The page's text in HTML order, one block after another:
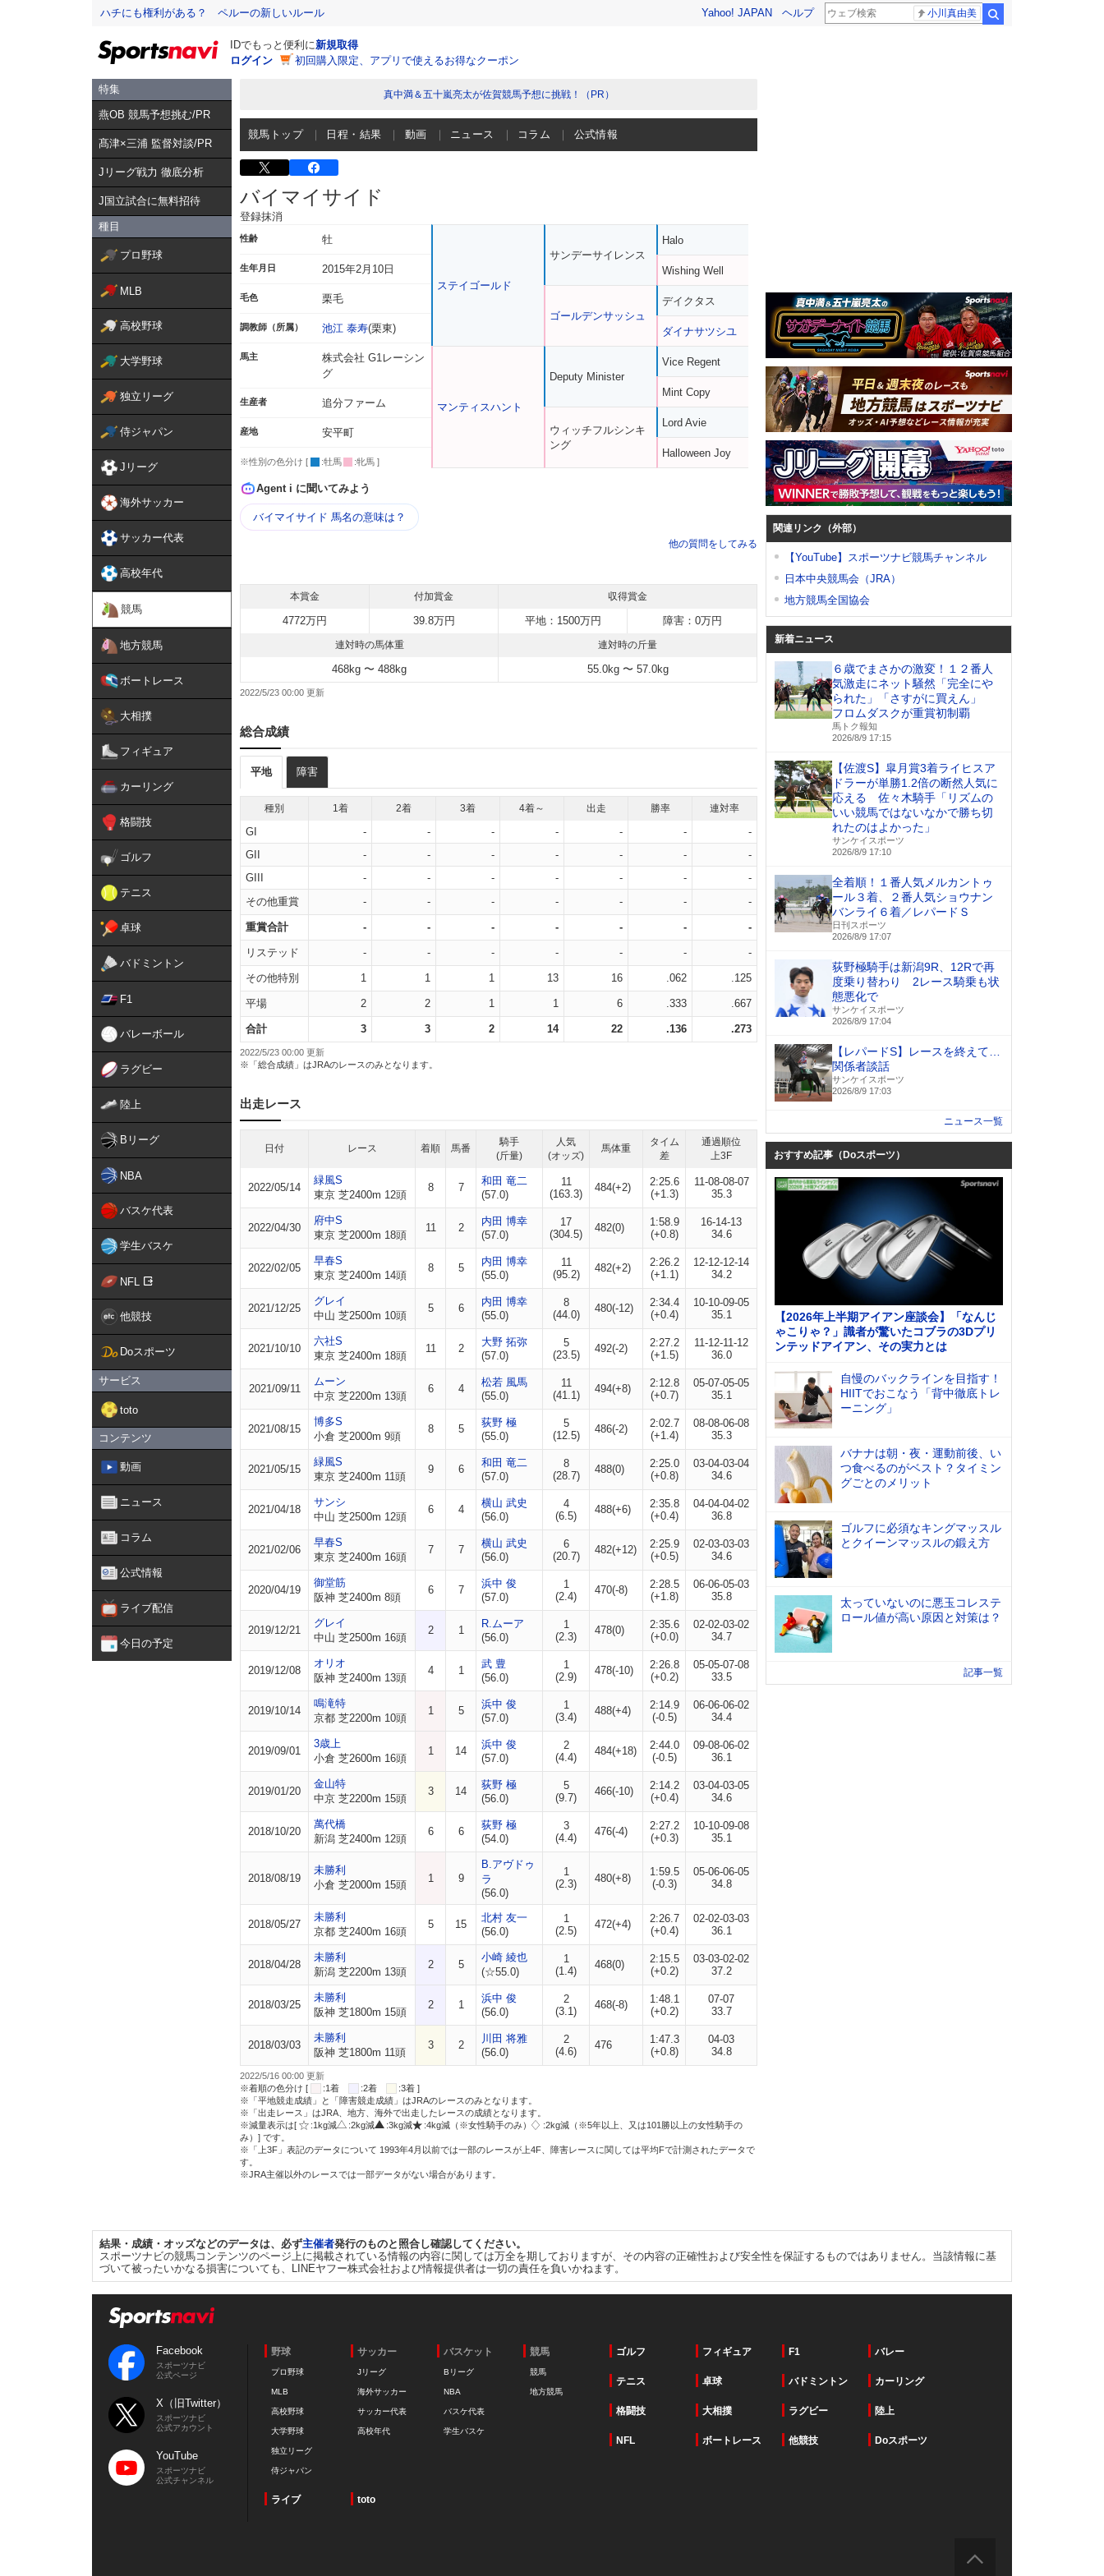
ハチにも権利がある？ ペルーの新しいルール Yahoo! JAPAN ヘルプ 小川真由美
IDでもっと便利に新規取得
ログイン
初回購入限定、アプリで使えるお得なクーポン
特集
燕OB 競馬予想挑む/PR
髙津×三浦 監督対談/PR
Jリーグ戦力 徹底分析
J国立試合に無料招待
種目
プロ野球
MLB
高校野球
大学野球
独立リーグ
侍ジャパン
Jリーグ
海外サッカー
サッカー代表
高校年代
競馬
地方競馬
ボートレース
大相撲
フィギュア
カーリング
格闘技
ゴルフ
テニス
卓球
バドミントン
F1
バレーボール
ラグビー
陸上
Bリーグ
NBA
バスケ代表
学生バスケ
NFL
他競技
Doスポーツ
サービス
toto
コンテンツ
動画
ニュース
コラム
公式情報
ライブ配信
今日の予定
真中満＆五十嵐亮太が佐賀競馬予想に挑戦！（PR）
競馬トップ 日程・結果 動画 ニュース コラム 公式情報
バイマイサイド
登録抹消
性齢 牡
生年月日 2015年2月10日
毛色 栗毛
調教師（所属） 池江 泰寿(栗東)
馬主
株式会社 G1レーシン
グ
生産者 追分ファーム
産地 安平町
※性別の色分け [ :牡馬 :牝馬 ]
ステイゴールド
マンティスハント
サンデーサイレンス
ゴールデンサッシュ
Deputy Minister
ウィッチフルシンキ
ング
Halo
Wishing Well
デイクタス
ダイナサツシユ
Vice Regent
Mint Copy
Lord Avie
Halloween Joy
Agent i に聞いてみよう
バイマイサイド 馬名の意味は？
他の質問をしてみる
本賞金 付加賞金 収得賞金
4772万円 39.8万円 平地：1500万円 障害：0万円
連対時の馬体重 連対時の斤量
468kg 〜 488kg 55.0kg 〜 57.0kg
2022/5/23 00:00
総合成績
平地 障害
種別 1着 2着 3着 4着～ 出走 勝率 連対率
GI - - - - - -
-
GII
- - - - - -
-
GIII
- - - - - -
-
その他重賞
- - - - - - -
重賞合計 - - - - - - -
リステッド - - - - - - -
その他特別 1 1 1 13 16 .062 .125
平場 2 2 1 1 6 .333 .667
合計 3 3 2 14 22 .136 .273
2022/5/23 00:00 更新
※「総合成績」はJRAのレースのみとなります。
出走レース
日付 レース 着順 馬番
騎手
(斤量)
人気
(オッズ)
馬体重
タイム
差
通過順位
上3F
2022/05/14
緑風S
東京 芝2400m 12頭
8 7
和田 竜二
(57.0)
11
(163.3)
484(+2)
2:25.6
(+1.3)
11-08-08-07
35.3
2022/04/30
府中S
東京 芝2000m 18頭
11 2
内田 博幸
(57.0)
17
(304.5)
482(0)
1:58.9
(+0.8)
16-14-13
34.6
2022/02/05
早春S
東京 芝2400m 14頭
8 5
内田 博幸
(55.0)
11
(95.2)
482(+2)
2:26.2
(+1.1)
12-12-12-14
34.2
2021/12/25
グレイ
中山 芝2500m 10頭
5 6
内田 博幸
(55.0)
8
(44.0)
480(-12)
2:34.4
(+0.4)
10-10-09-05
35.1
2021/10/10
六社S
東京 芝2400m 18頭
11 2
大野 拓弥
(57.0)
5
(23.5)
492(-2)
2:27.2
(+1.5)
11-12-11-12
36.0
2021/09/11
ムーン
中京 芝2200m 13頭
6 4
松若 風馬
(55.0)
11
(41.1)
494(+8)
2:12.8
(+0.7)
05-07-05-05
35.1
2021/08/15
博多S
小倉 芝2000m 9頭
8 5
荻野 極
(55.0)
5
(12.5)
486(-2)
2:02.7
(+1.4)
08-08-06-08
35.3
2021/05/15
緑風S
東京 芝2400m 11頭
9 6
和田 竜二
(57.0)
8
(28.7)
488(0)
2:25.0
(+0.8)
03-04-03-04
34.6
2021/04/18
サンシ
中山 芝2500m 12頭
6 4
横山 武史
(56.0)
4
(6.5)
488(+6)
2:35.8
(+0.4)
04-04-04-02
36.8
2021/02/06
早春S
東京 芝2400m 16頭
7 7
横山 武史
(56.0)
6
(20.7)
482(+12)
2:25.9
(+0.5)
02-03-03-03
34.6
2020/04/19
御堂筋
阪神 芝2400m 8頭
6 7
浜中 俊
(57.0)
1
(2.4)
470(-8)
2:28.5
(+1.8)
06-06-05-03
35.8
2019/12/21
グレイ
中山 芝2500m 16頭
2 1
R.ムーア
(56.0)
1
(2.3)
478(0)
2:35.6
(+0.0)
02-02-03-02
34.7
2019/12/08
オリオ
阪神 芝2400m 13頭
4 1
武 豊
(56.0)
1
(2.9)
478(-10)
2:26.8
(+0.2)
05-05-07-08
33.5
2019/10/14
鳴滝特
京都 芝2200m 10頭
1 5
浜中 俊
(57.0)
1
(3.4)
488(+4)
2:14.9
(-0.5)
06-06-06-02
34.4
2019/09/01
3歳上
小倉 芝2600m 16頭
1 14
浜中 俊
(57.0)
2
(4.4)
484(+18)
2:44.0
(-0.5)
09-08-06-02
36.1
2019/01/20
金山特
中京 芝2200m 15頭
3 14
荻野 極
(56.0)
5
(9.7)
466(-10)
2:14.2
(+0.4)
03-04-03-05
34.6
2018/10/20
萬代橋
新潟 芝2400m 12頭
6 6
荻野 極
(54.0)
3
(4.4)
476(-4)
2:27.2
(+0.3)
10-10-09-08
35.1
2018/08/19
未勝利
小倉 芝2000m 15頭
1 9
B.アヴドゥ
ラ
(56.0)
1
(2.3)
480(+8)
1:59.5
(-0.3)
05-06-06-05
34.8
2018/05/27
未勝利
京都 芝2400m 16頭
5 15
北村 友一
(56.0)
1
(2.5)
472(+4)
2:26.7
(+0.4)
02-02-03-03
36.1
2018/04/28
未勝利
新潟 芝2200m 13頭
2 5
小崎 綾也
(☆55.0)
1
(1.4)
468(0)
2:15.5
(+0.2)
03-03-02-02
37.2
2018/03/25
未勝利
阪神 芝1800m 15頭
2 1
浜中 俊
(56.0)
2
(3.1)
468(-8)
1:48.1
(+0.2)
07-07
33.7
2018/03/03
未勝利
阪神 芝1800m 11頭
3 2
川田 将雅
(56.0)
2
(4.6)
476
1:47.3
(+0.8)
04-03
34.8
2022/5/16 00:00 更新
※着順の色分け [
:1着 :2着
:3着 ]
※「平地競走成績」と「障害競走成績」はJRAのレースのみとなります。
※「出走レース」はJRA、地方、海外で出走したレースの成績となります。
※減量表示は[
:1kg減 :2kg減 :3kg減 :4kg減（※女性騎手のみ）
:2kg減（※5年以上、又は101勝以上の女性騎手の
み）] です。
※「上3F」表記のデータについて 1993年4月以前では一部のレースが上4F、障害レースに関しては平均Fで計測されたデータで
す。
※JRA主催以外のレースでは一部データがない場合があります。
関連リンク（外部）
【YouTube】スポーツナビ競馬チャンネル
日本中央競馬会（JRA）
地方競馬全国協会
新着ニュース
６歳でまさかの激変！１２番人
気激走にネット騒然「完全にや
られた」「さすがに買えん」
フロムダスクが重賞初制覇
馬トク報知
2026/8/9 17:15
【佐渡S】皐月賞3着ライヒスア
ドラーが単勝1.2倍の断然人気に
応える 佐々木騎手「リズムの
いい競馬ではないなかで勝ち切
れたのはよかった」
サンケイスポーツ
2026/8/9 17:10
全着順！１番人気メルカントゥ
ール３着、２番人気ショウナン
バンライ６着／レパードＳ
日刊スポーツ
2026/8/9 17:07
荻野極騎手は新潟9R、12Rで再
度乗り替わり 2レース騎乗も状
態悪化で
サンケイスポーツ
2026/8/9 17:04
【レパードS】レースを終えて…
関係者談話
サンケイスポーツ
2026/8/9 17:03
ニュース一覧
おすすめ記事（Doスポーツ）
【2026年上半期アイアン座談会】「なんじ
ゃこりゃ？」識者が驚いたコブラの3Dプリ
ンテッドアイアン、その実力とは
自慢のバックラインを目指す！
HIITでおこなう「背中徹底トレ
ーニング」
バナナは朝・夜・運動前後、い
つ食べるのがベスト？タイミン
グごとのメリット
ゴルフに必須なキングマッスル
とクイーンマッスルの鍛え方
太っていないのに悪玉コレステ
ロール値が高い原因と対策は？
記事一覧
結果・成績・オッズなどのデータは、必ず主催者発行のものと照合し確認してください。
スポーツナビの競馬コンテンツのページ上に掲載されている情報の内容に関しては万全を期しておりますが、その内容の正確性および安全性を保証するものではありません。当該情報に基
づいて被ったいかなる損害についても、LINEヤフー株式会社および情報提供者は一切の責任を負いかねます。
Facebook
スポーツナビ
公式ページ
X（旧Twitter）
スポーツナビ
公式アカウント
YouTube
スポーツナビ
公式チャンネル
野球
プロ野球
MLB
高校野球
大学野球
独立リーグ
侍ジャパン
サッカー
Jリーグ
海外サッカー
サッカー代表
高校年代
バスケット
Bリーグ
NBA
バスケ代表
学生バスケ
競馬
競馬
地方競馬
ゴルフ フィギュア F1 バレー
テニス 卓球 バドミントン カーリング
格闘技 大相撲 ラグビー 陸上
NFL ボートレース 他競技 Doスポーツ
ライブ toto